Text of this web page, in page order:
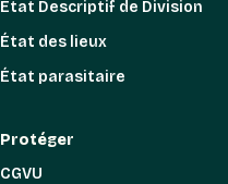
État Descriptif de Division
État des lieux
État parasitaire
Protéger
CGVU